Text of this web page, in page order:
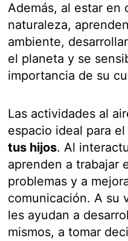
Además, al estar en
naturaleza,
ambiente,
el planeta y se
importancia de su
Las actividades al
espacio ideal para
tus hijos. Al
aprenden a trabajar
problemas y a
comunicación. A su
les ayudan a
mismos, a tomar